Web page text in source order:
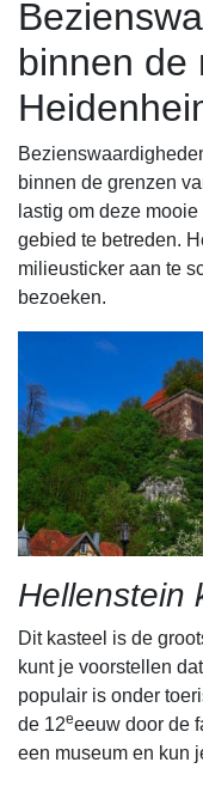
binnen de
binnen de grenzen
lastig om deze
gebied te betreden.
milieusticker aan te
bezoeken.
Hellenstein
Dit kasteel is de
kunt je voorstellen
populair is onder
de 12eeeuw door de
een museum en kun